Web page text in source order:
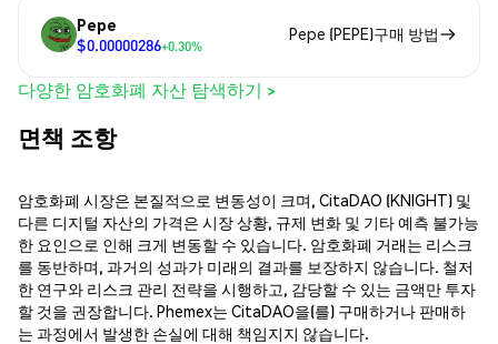
Pepe
$0.00000286+0.30%
Pepe (PEPE)구매 방법
다양한 암호화폐 자산 탐색하기 >
면책 조항
암호화폐 시장은 본질적으로 변동성이 크며, CitaDAO (KNIGHT) 및
다른 디지털 자산의 가격은 시장 상황, 규제 변화 및 기타 예측 불가능
한 요인으로 인해 크게 변동할 수 있습니다. 암호화폐 거래는 리스크
를 동반하며, 과거의 성과가 미래의 결과를 보장하지 않습니다. 철저
한 연구와 리스크 관리 전략을 시행하고, 감당할 수 있는 금액만 투자
할 것을 권장합니다. Phemex는 CitaDAO을(를) 구매하거나 판매하
는 과정에서 발생한 손실에 대해 책임지지 않습니다.